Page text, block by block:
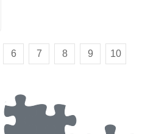
6 7 8 9 10